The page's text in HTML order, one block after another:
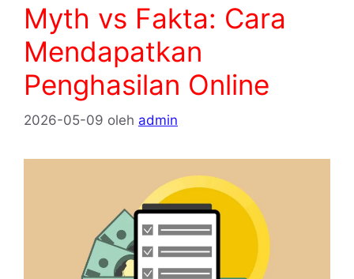
Myth vs Fakta: Cara
Mendapatkan
Penghasilan Online
2026-05-09 oleh admin